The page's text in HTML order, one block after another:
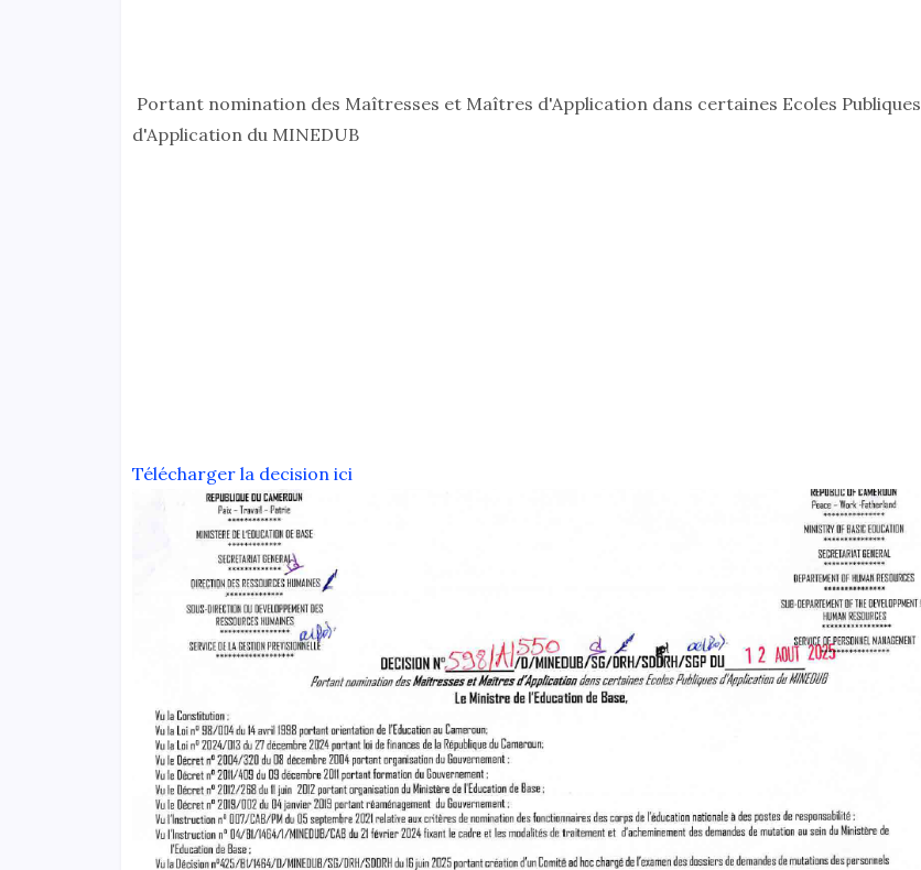
Portant nomination des Maîtresses et Maîtres d'Application dans certaines Ecoles Publiques
d'Application du MINEDUB
Télécharger la decision ici